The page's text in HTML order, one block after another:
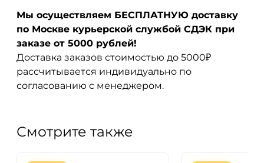
Мы осуществляем БЕСПЛАТНУЮ доставку
по Москве курьерской службой СДЭК при
заказе от 5000 рублей!
Доставка заказов стоимостью до 5000₽
рассчитывается индивидуально по
согласованию с менеджером.
Смотрите также